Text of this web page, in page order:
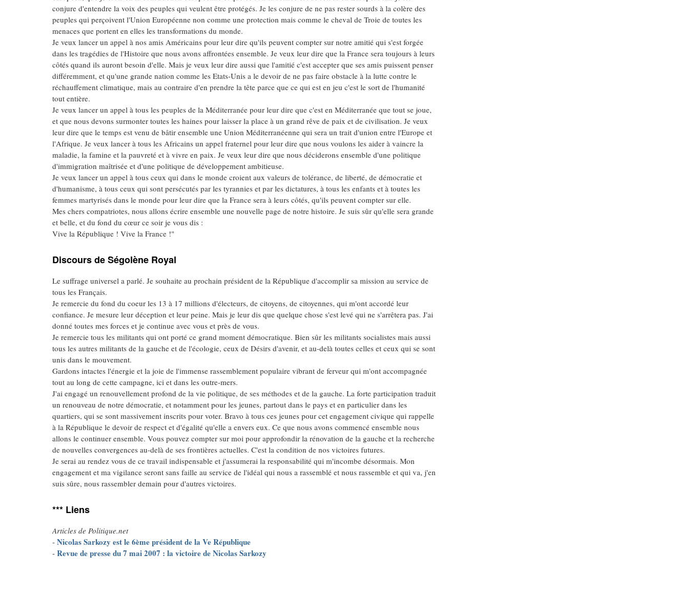
conjure d'entendre la voix des peuples qui veulent être protégés. Je les conjure de ne pas rester sourds à la colère des
peuples qui perçoivent l'Union Européenne non comme une protection mais comme le cheval de Troie de toutes les
menaces que portent en elles les transformations du monde.
Je veux lancer un appel à nos amis Américains pour leur dire qu'ils peuvent compter sur notre amitié qui s'est forgée
dans les tragédies de l'Histoire que nous avons affrontées ensemble. Je veux leur dire que la France sera toujours à leurs
côtés quand ils auront besoin d'elle. Mais je veux leur dire aussi que l'amitié c'est accepter que ses amis puissent penser
différemment, et qu'une grande nation comme les Etats-Unis a le devoir de ne pas faire obstacle à la lutte contre le
réchauffement climatique, mais au contraire d'en prendre la tête parce que ce qui est en jeu c'est le sort de l'humanité
tout entière.
Je veux lancer un appel à tous les peuples de la Méditerranée pour leur dire que c'est en Méditerranée que tout se joue,
et que nous devons surmonter toutes les haines pour laisser la place à un grand rêve de paix et de civilisation. Je veux
leur dire que le temps est venu de bâtir ensemble une Union Méditerranéenne qui sera un trait d'union entre l'Europe et
l'Afrique. Je veux lancer à tous les Africains un appel fraternel pour leur dire que nous voulons les aider à vaincre la
maladie, la famine et la pauvreté et à vivre en paix. Je veux leur dire que nous déciderons ensemble d'une politique
d'immigration maîtrisée et d'une politique de développement ambitieuse.
Je veux lancer un appel à tous ceux qui dans le monde croient aux valeurs de tolérance, de liberté, de démocratie et
d'humanisme, à tous ceux qui sont persécutés par les tyrannies et par les dictatures, à tous les enfants et à toutes les
femmes martyrisés dans le monde pour leur dire que la France sera à leurs côtés, qu'ils peuvent compter sur elle.
Mes chers compatriotes, nous allons écrire ensemble une nouvelle page de notre histoire. Je suis sûr qu'elle sera grande
et belle, et du fond du cœur ce soir je vous dis :
Vive la République ! Vive la France !"
Discours de Ségolène Royal
Le suffrage universel a parlé. Je souhaite au prochain président de la République d'accomplir sa mission au service de
tous les Français.
Je remercie du fond du coeur les 13 à 17 millions d'électeurs, de citoyens, de citoyennes, qui m'ont accordé leur
confiance. Je mesure leur déception et leur peine. Mais je leur dis que quelque chose s'est levé qui ne s'arrêtera pas. J'ai
donné toutes mes forces et je continue avec vous et près de vous.
Je remercie tous les militants qui ont porté ce grand moment démocratique. Bien sûr les militants socialistes mais aussi
tous les autres militants de la gauche et de l'écologie, ceux de Désirs d'avenir, et au-delà toutes celles et ceux qui se sont
unis dans le mouvement.
Gardons intactes l'énergie et la joie de l'immense rassemblement populaire vibrant de ferveur qui m'ont accompagnée
tout au long de cette campagne, ici et dans les outre-mers.
J'ai engagé un renouvellement profond de la vie politique, de ses méthodes et de la gauche. La forte participation traduit
un renouveau de notre démocratie, et notamment pour les jeunes, partout dans le pays et en particulier dans les
quartiers, qui se sont massivement inscrits pour voter. Bravo à tous ces jeunes pour cet engagement civique qui rappelle
à la République le devoir de respect et d'égalité qu'elle a envers eux. Ce que nous avons commencé ensemble nous
allons le continuer ensemble. Vous pouvez compter sur moi pour approfondir la rénovation de la gauche et la recherche
de nouvelles convergences au-delà de ses frontières actuelles. C'est la condition de nos victoires futures.
Je serai au rendez vous de ce travail indispensable et j'assumerai la responsabilité qui m'incombe désormais. Mon
engagement et ma vigilance seront sans faille au service de l'idéal qui nous a rassemblé et nous rassemble et qui va, j'en
suis sûre, nous rassembler demain pour d'autres victoires.
*** Liens
Articles de Politique.net
- Nicolas Sarkozy est le 6ème président de la Ve République
- Revue de presse du 7 mai 2007 : la victoire de Nicolas Sarkozy